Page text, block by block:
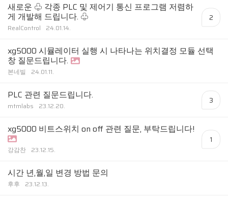
새로운 ♧ 각종 PLC 및 제어기 통신 프로그램 저렴하
게 개발해 드립니다. ♧
RealControl 24.01.14.
2
xg5000 시뮬레이터 실행 시 나타나는 위치결정 모듈 선택
창 질문드립니다.
본네빌 24.01.11.
PLC 관련 질문드립니다.
mtmlabs 23.12.20.
3
xg5000 비트스위치 on off 관련 질문, 부탁드립니다!
강감찬 23.12.15.
1
시간 년,월,일 변경 방법 문의
후후 23.12.13.